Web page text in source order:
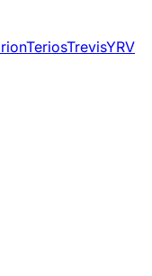
TeriosTrevisYRV